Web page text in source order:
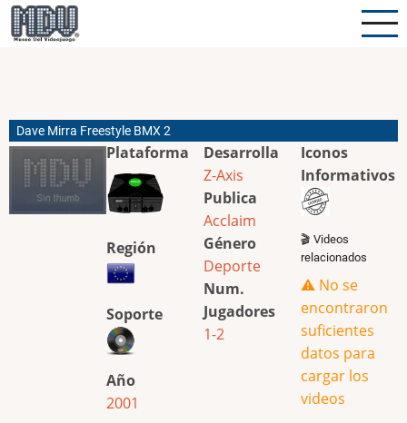
Pasar
al
Dave Mirra Freestyle BMX 2
Plataforma
Región
Soporte
Año
2001
Desarrolla
Z-Axis
Publica
Acclaim
Género
Deporte
Num.
Jugadores
1-2
Iconos
Informativos
🎬 Videos
relacionados
⚠️ No se
encontraron
suficientes
datos para
cargar los
videos